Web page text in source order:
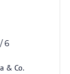
/ 6
& Co.